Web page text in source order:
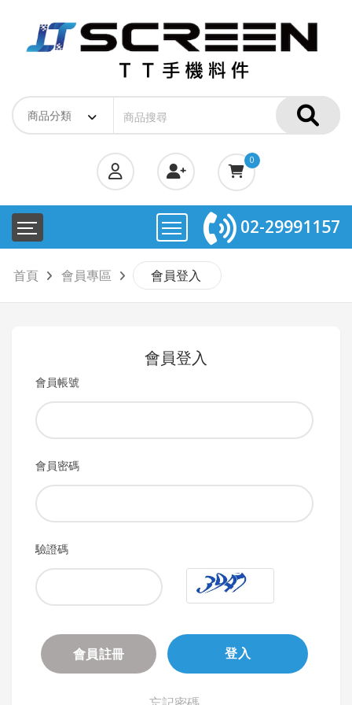
0
02-29991157
首頁 會員專區 會員登入
會員登入
會員帳號
會員密碼
驗證碼
會員註冊 登入